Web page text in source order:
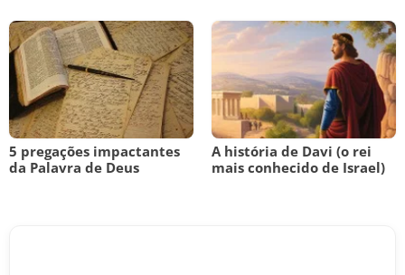
5 pregações impactantes
da Palavra de Deus
A história de Davi (o rei
mais conhecido de Israel)